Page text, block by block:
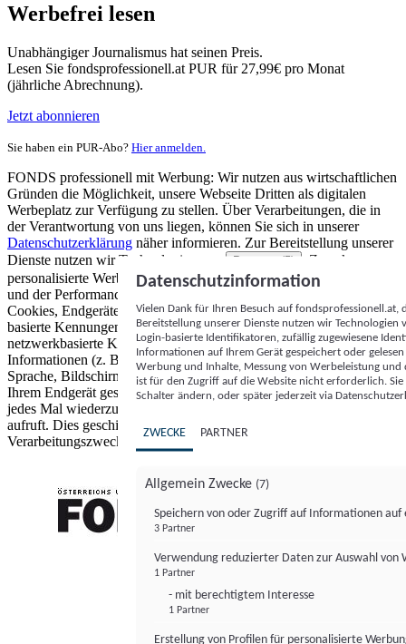
Werbefrei lesen
Unabhängiger Journalismus hat seinen Preis.
Lesen Sie fondsprofessionell.at PUR für 27,99€ pro Monat
(jährliche Abrechnung).
Jetzt abonnieren
Sie haben ein PUR-Abo? Hier anmelden.
FONDS professionell mit Werbung: Wir nutzen aus wirtschaftlichen
Gründen die Möglichkeit, unsere Webseite Dritten als digitalen
Werbeplatz zur Verfügung zu stellen. Über Verarbeitungen, die in
der Verantwortung von uns liegen, können Sie sich in unserer
Datenschutzerklärung näher informieren. Zur Bereitstellung unserer
Dienste nutzen wir Technologien von
Partnern (5)
. Zwecke:
personalisierte Werbung und Inhalte, Messung von Werbeleistung
und der Performance von Inhalten sowie Zielgruppenforschung.
Cookies, Endgeräte- oder ähnliche Online-Kennungen (z. B. login-
basierte Kennungen, zufällig generierte Kennungen,
netzwerkbasierte Kennungen) können zusammen mit anderen
Informationen (z. B. Browsertyp und Browserinformationen,
Sprache, Bildschirmgröße, unterstützte Technologien usw.) auf
Ihrem Endgerät gespeichert oder von dort ausgelesen werden, um es
jedes Mal wiederzuerkennen, wenn es eine App oder einer Webseite
aufruft. Dies geschieht für einen oder mehrere der hier aufgeführten
Verarbeitungszwecke.
Datenschutzinformation
Vielen Dank für Ihren Besuch auf
Bereitstellung unserer Dienste nutzen wir Technologien
Login-basierte Identifikatoren, zufällig zugewiesene
Informationen auf Ihrem Gerät gespeichert oder
Werbung und Inhalte, Messung von Werbeleistung
ist für den Zugriff auf die Website nicht erforderlich.
Schalter ändern, oder später jederzeit via
ZWECKE PARTNER
Allgemein Zwecke (7)
Speichern von oder Zugriff auf Informationen auf
3 Partner
Verwendung reduzierter Daten zur Auswahl von
1 Partner
- mit berechtigtem Interesse
1 Partner
Erstellung von Profilen für personalisierte
FONDS professionell